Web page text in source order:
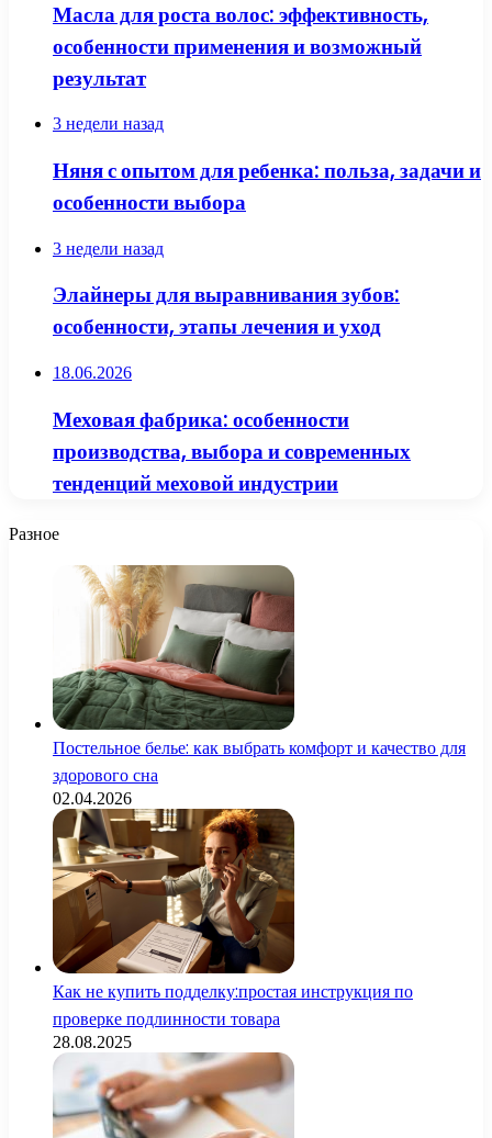
Масла для роста волос: эффективность,
особенности применения и возможный
результат
3 недели назад
Няня с опытом для ребенка: польза, задачи и
особенности выбора
3 недели назад
Элайнеры для выравнивания зубов:
особенности, этапы лечения и уход
18.06.2026
Меховая фабрика: особенности
производства, выбора и современных
тенденций меховой индустрии
Разное
Постельное белье: как выбрать комфорт и качество для
здорового сна
02.04.2026
Как не купить подделку:простая инструкция по
проверке подлинности товара
28.08.2025